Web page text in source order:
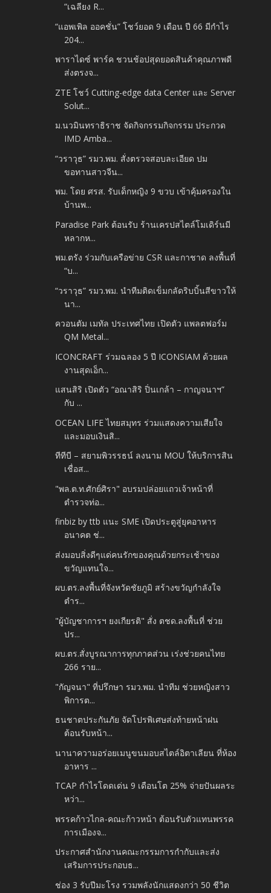
“เฉลียง R...
“แอพเพิล ออคชั่น” โชว์ยอด 9 เดือน ปี 66 มีกำไร
204...
พาราไดซ์ พาร์ค ชวนช้อปสุดยอดสินค้าคุณภาพดี
ส่งตรงจ...
ZTE โชว์ Cutting-edge data Center และ Server
Solut...
ม.นวมินทราธิราช จัดกิจกรรมกิจกรรม ประกวด
IMD Amba...
“วราวุธ” รมว.พม. สั่งตรวจสอบละเอียด ปม
ขอทานสาวจีน...
พม. โดย ศรส. รับเด็กหญิง 9 ขวบ เข้าคุ้มครองใน
บ้านพ...
Paradise Park ต้อนรับ ร้านเครปสไตล์โมเดิร์นมี
หลากห...
พม.ตรัง ร่วมกับเครือข่าย CSR และกาชาด ลงพื้นที่
“บ...
“วราวุธ” รมว.พม. นำทีมติดเข็มกลัดริบบิ้นสีขาวให้
นา...
ควอนตัม เมทัล ประเทศไทย เปิดตัว แพลตฟอร์ม
QM Metal...
ICONCRAFT ร่วมฉลอง 5 ปี ICONSIAM ด้วยผล
งานสุดเอ็ก...
แสนสิริ เปิดตัว “อณาสิริ ปิ่นเกล้า – กาญจนาฯ”
กับ ...
OCEAN LIFE ไทยสมุทร ร่วมแสดงความเสียใจ
และมอบเงินสิ...
ทีทีบี – สยามพิวรรธน์ ลงนาม MOU ให้บริการสิน
เชื่อส...
"พล.ต.ท.ศักย์ศิรา" อบรมปล่อยแถวเจ้าหน้าที่
ตำรวจท่อ...
finbiz by ttb แนะ SME เปิดประตูสู่ยุคอาหาร
อนาคต ช่...
ส่งมอบสิ่งดีๆแด่คนรักของคุณด้วยกระเช้าของ
ขวัญแทนใจ...
ผบ.ตร.ลงพื้นที่จังหวัดชัยภูมิ สร้างขวัญกำลังใจ
ตำร...
"ผู้บัญชาการฯ ยงเกียรติ" สั่ง ตชด.ลงพื้นที่ ช่วย
ปร...
ผบ.ตร.สั่งบูรณาการทุกภาคส่วน เร่งช่วยคนไทย
266 ราย...
"กัญจนา" ที่ปรึกษา รมว.พม. นำทีม ช่วยหญิงสาว
พิการต...
ธนชาตประกันภัย จัดโปรพิเศษส่งท้ายหน้าฝน
ต้อนรับหน้า...
นานาความอร่อยเมนูขนมอบสไตล์อิตาเลียน ที่ห้อง
อาหาร ...
TCAP กำไรโดดเด่น 9 เดือนโต 25% จ่ายปันผลระ
หว่า...
พรรคก้าวไกล-คณะก้าวหน้า ต้อนรับตัวแทนพรรค
การเมืองจ...
ประกาศสำนักงานคณะกรรมการกำกับและส่ง
เสริมการประกอบธ...
ช่อง 3 รับปีมะโรง รวมพลังนักแสดงกว่า 50 ชีวิต